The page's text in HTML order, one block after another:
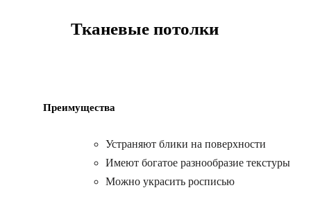
Тканевые потолки
Преимущества
Устраняют блики на поверхности
Имеют богатое разнообразие текстуры
Можно украсить росписью